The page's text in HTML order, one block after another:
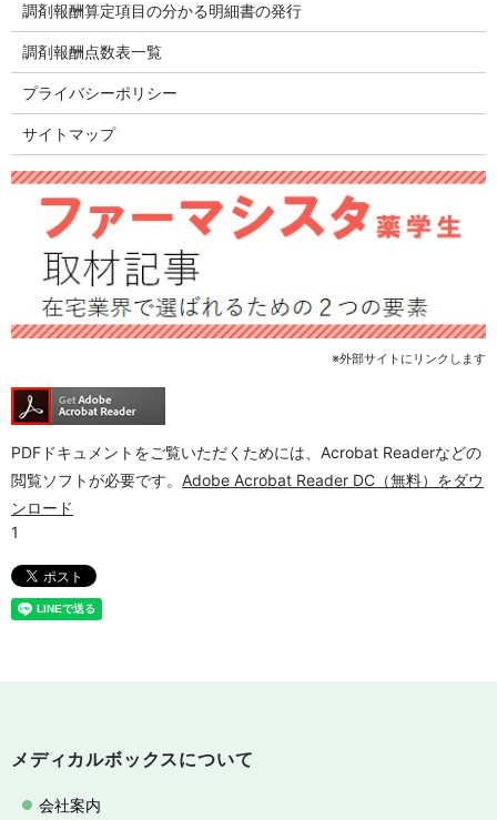
調剤報酬算定項目の分かる明細書の発行
調剤報酬点数表一覧
プライバシーポリシー
サイトマップ
※外部サイトにリンクします
PDFドキュメントをご覧いただくためには、Acrobat Readerなどの
閲覧ソフトが必要です。 Adobe Acrobat Reader DC（無料）をダウ
ンロード
メディカルボックスについて
会社案内